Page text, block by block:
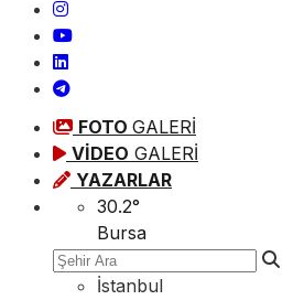
FOTO GALERİ
VİDEO GALERİ
YAZARLAR
30.2°
Bursa
İstanbul